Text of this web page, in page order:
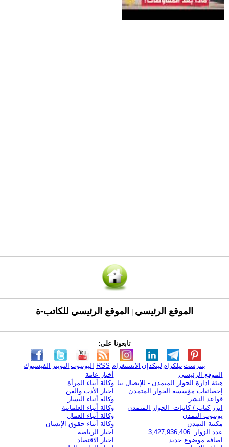
الموقع الرئيسي الموقع الرئيسي للكاتب-ة
تابعونا على:
الفيسبوك التويتر اليوتيوب RSS الانستغرام لينكدإن تيلكرامبنترست
الموقع الرئيسي
هيئة ادارة الحوار المتمدن - للإتصال بنا
إحصائيات مؤسسة الحوار المتمدن
قواعد النشر
ابرز كتاب / كاتبات الحوار المتمدن
يوتيوب التمدن
مكتبة التمدن
عدد الزوار: 3,427,936,406
اضافة موضوع جديد
أخبار عامة
وكالة أنباء المرأة
اخبار الأدب والفن
وكالة أنباء اليسار
وكالة أنباء العلمانية
وكالة أنباء العمال
وكالة أنباء حقوق الإنسان
اخبار الرياضة
اخبار الاقتصاد